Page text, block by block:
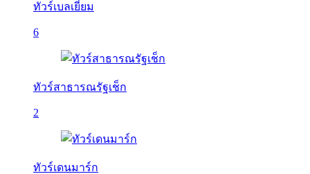
ทัวร์เบลเยี่ยม
6
ทัวร์สาธารณรัฐเช็ก
2
ทัวร์เดนมาร์ก